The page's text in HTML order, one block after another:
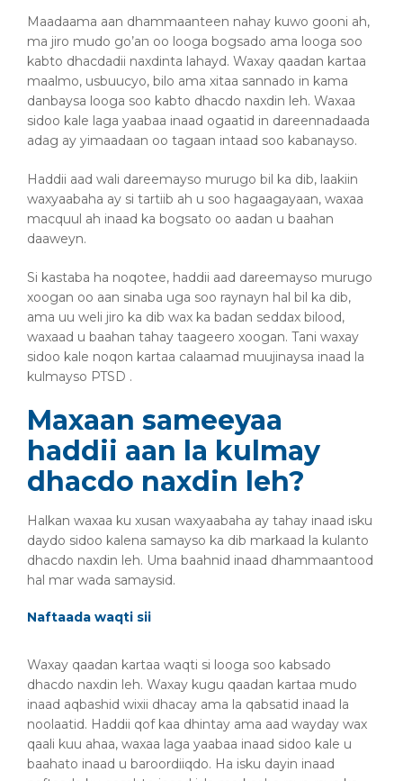
Maadaama aan dhammaanteen nahay kuwo gooni ah,
ma jiro mudo go’an oo looga bogsado ama looga soo
kabto dhacdadii naxdinta lahayd. Waxay qaadan kartaa
maalmo, usbuucyo, bilo ama xitaa sannado in kama
danbaysa looga soo kabto dhacdo naxdin leh. Waxaa
sidoo kale laga yaabaa inaad ogaatid in dareennadaada
adag ay yimaadaan oo tagaan intaad soo kabanayso.
Haddii aad wali dareemayso murugo bil ka dib, laakiin
waxyaabaha ay si tartiib ah u soo hagaagayaan, waxaa
macquul ah inaad ka bogsato oo aadan u baahan
daaweyn.
Si kastaba ha noqotee, haddii aad dareemayso murugo
xoogan oo aan sinaba uga soo raynayn hal bil ka dib,
ama uu weli jiro ka dib wax ka badan seddax bilood,
waxaad u baahan tahay taageero xoogan. Tani waxay
sidoo kale noqon kartaa calaamad muujinaysa inaad la
kulmayso PTSD .
Maxaan sameeyaa
haddii aan la kulmay
dhacdo naxdin leh?
Halkan waxaa ku xusan waxyaabaha ay tahay inaad isku
daydo sidoo kalena samayso ka dib markaad la kulanto
dhacdo naxdin leh. Uma baahnid inaad dhammaantood
hal mar wada samaysid.
Naftaada waqti sii
Waxay qaadan kartaa waqti si looga soo kabsado
dhacdo naxdin leh. Waxay kugu qaadan kartaa mudo
inaad aqbashid wixii dhacay ama la qabsatid inaad la
noolaatid. Haddii qof kaa dhintay ama aad wayday wax
qaali kuu ahaa, waxaa laga yaabaa inaad sidoo kale u
baahato inaad u baroordiiqdo. Ha isku dayin inaad